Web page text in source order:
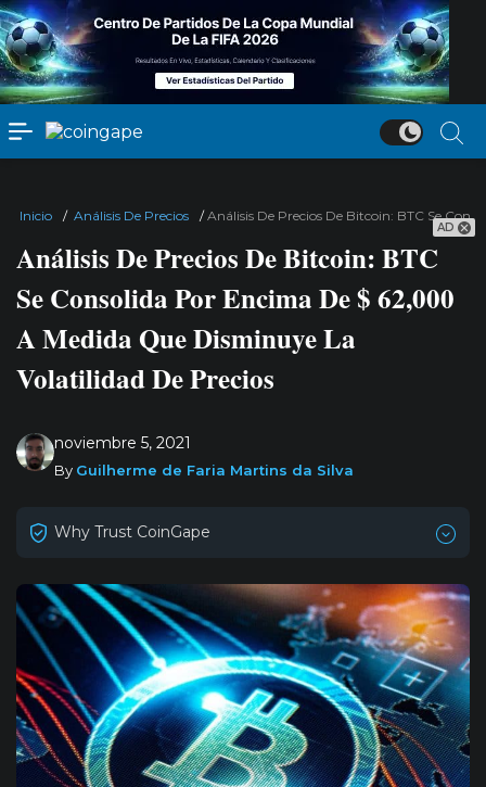
AD
Inicio / Análisis De Precios /Análisis De Precios De Bitcoin: BTC Se
Análisis De Precios De Bitcoin: BTC
Se Consolida Por Encima De $ 62,000
A Medida Que Disminuye La
Volatilidad De Precios
noviembre 5, 2021
By Guilherme de Faria Martins da Silva
Why Trust CoinGape